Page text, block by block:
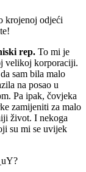
krojenoj odjeći
rep. To mi je
velikoj korporaciji.
sam bila malo
na posao u
Pa ipak, čovjeka
zamijeniti za malo
život. I nekoga
su mi se uvijek